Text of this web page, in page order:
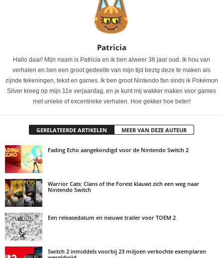
Patricia
Hallo daar! Mijn naam is Patricia en ik ben alweer 36 jaar oud. Ik hou van
verhalen en ben een groot gedeelte van mijn tijd bezig deze te maken als
zijnde tekeningen, tekst en games. Ik ben groot Nintendo fan sinds ik Pokémon
Silver kreeg op mijn 11e verjaardag, en je kunt mij wakker maken voor games
met unieke of excentrieke verhalen. Hoe gekker hoe beter!
GERELATEERDE ARTIKELEN MEER VAN DEZE AUTEUR
Fading Echo aangekondigd voor de Nintendo Switch 2
Warrior Cats: Clans of the Forest klauwt zich een weg naar
Nintendo Switch
Een releasedatum en nieuwe trailer voor TOEM 2
Switch 2 inmiddels voorbij 23 miljoen verkochte exemplaren